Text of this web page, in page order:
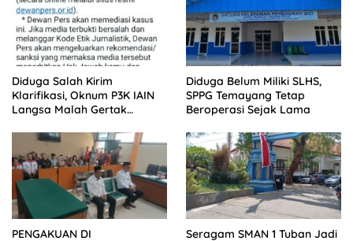
Diduga Salah Kirim
Klarifikasi, Oknum P3K IAIN
Langsa Malah Gertak
Diduga Belum Miliki SLHS,
SPPG Temayang Tetap
Beroperasi Sejak Lama
PENGAKUAN DI Seragam SMAN 1 Tuban Jadi